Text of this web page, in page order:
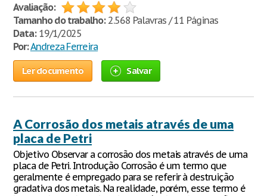
Avaliação:
Tamanho do trabalho:2.568 Palavras / 11 Páginas
Data:19/1/2025
Por:Andreza Ferreira
Ler documento Salvar
A Corrosão dos metais através de uma
placa de Petri
Objetivo Observar a corrosão dos metais através de uma
placa de Petri. Introdução Corrosão é um termo que
geralmente é empregado para se referir à destruição
gradativa dos metais. Na realidade, porém, esse termo é